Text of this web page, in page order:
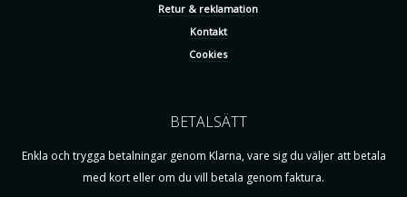
Retur & reklamation
Kontakt
Cookies
BETALSÄTT
Enkla och trygga betalningar genom Klarna, vare sig du väljer att betala
med kort eller om du vill betala genom faktura.